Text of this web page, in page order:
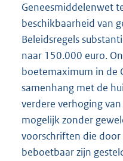
Geneesmiddelenwet
beschikbaarheid van
Beleidsregels
naar 150.000 euro.
boetemaximum in de
samenhang met de
verdere verhoging
mogelijk zonder
voorschriften die
beboetbaar zijn